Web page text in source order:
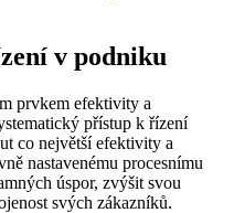
v podniku
prvkem efektivity a
přístup k řízení
co největší efektivity a
nastavenému procesnímu
úspor, zvýšit svou
svých zákazníků.